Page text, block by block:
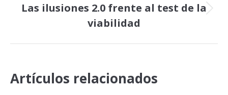
Publicación
siguiente:
Las ilusiones 2.0 frente al test de la
viabilidad
Artículos relacionados